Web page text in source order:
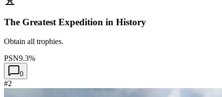
The Greatest Expedition in History
Obtain all trophies.
PSN9.3%
0
#2